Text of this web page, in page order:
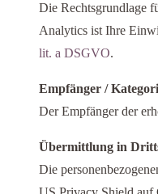
Die Rechtsgrundlage
Analytics ist Ihre
lit. a DSGVO.
Empfänger /
Der Empfänger der
Übermittlung in
Die